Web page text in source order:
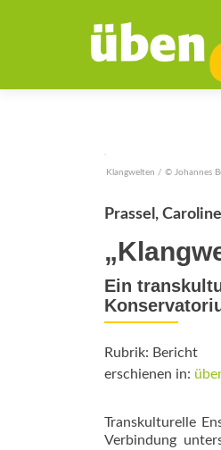
Klangwelten / © Johannes
Prassel, Caroline
Ein
Rubrik: Bericht
erschienen in:
Transkulturelle
Verbindung